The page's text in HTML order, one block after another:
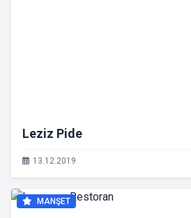
Leziz Pide
13.12.2019
MANŞET